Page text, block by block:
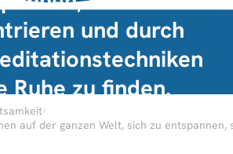
und durch
Ruhe zu finden.
›
auf der ganzen Welt, sich zu